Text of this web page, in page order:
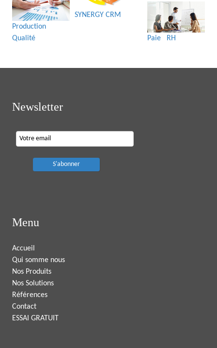
Production
Qualité
Paie RH
SYNERGY CRM
Newsletter
Menu
Accueil
Qui somme nous
Nos Produits
Nos Solutions
Références
Contact
ESSAI GRATUIT